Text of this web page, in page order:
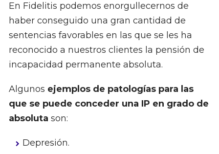
En Fidelitis podemos enorgullecernos de
haber conseguido una gran cantidad de
sentencias favorables en las que se les ha
reconocido a nuestros clientes la pensión de
incapacidad permanente absoluta.
Algunos ejemplos de patologías para las
que se puede conceder una IP en grado de
absoluta son:
Depresión.